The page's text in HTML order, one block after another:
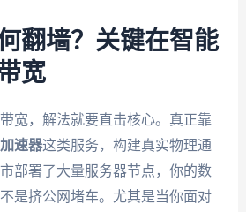
翻墙？关键在智能
宽
宽，解法就要直击核心。真正靠
速器这类服务，构建真实物理通
部署了大量服务器节点，你的数
是挤公网堵车。尤其是当你面对